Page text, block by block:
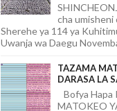
cha umisheni
Sherehe ya 114 ya
Uwanja wa Daegu
TAZAMA
DARASA LA
Bofya Hapa
MATOKEO